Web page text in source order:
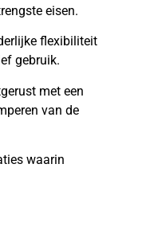
eisen.
flexibiliteit
gebruik.
met een
van de
waarin